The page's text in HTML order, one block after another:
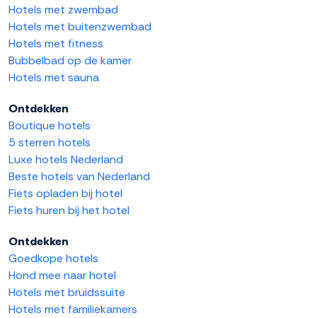
Hotels met zwembad
Hotels met buitenzwembad
Hotels met fitness
Bubbelbad op de kamer
Hotels met sauna
Ontdekken
Boutique hotels
5 sterren hotels
Luxe hotels Nederland
Beste hotels van Nederland
Fiets opladen bij hotel
Fiets huren bij het hotel
Ontdekken
Goedkope hotels
Hond mee naar hotel
Hotels met bruidssuite
Hotels met familiekamers